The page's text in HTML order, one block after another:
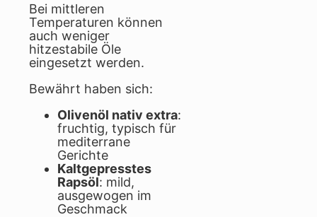
Bei mittleren
Temperaturen können
auch weniger
hitzestabile Öle
eingesetzt werden.
Bewährt haben sich:
Olivenöl nativ extra:
fruchtig, typisch für
mediterrane
Gerichte
Kaltgepresstes
Rapsöl: mild,
ausgewogen im
Geschmack